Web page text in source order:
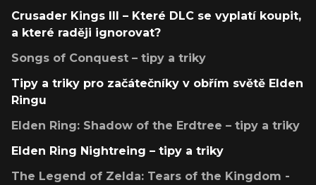
Crusader Kings III – Které DLC se vyplatí koupit,
a které raději ignorovat?
Songs of Conquest – tipy a triky
Tipy a triky pro začátečníky v obřím světě Elden
Ringu
Elden Ring: Shadow of the Erdtree – tipy a triky
Elden Ring Nightreing – tipy a triky
The Legend of Zelda: Tears of the Kingdom -